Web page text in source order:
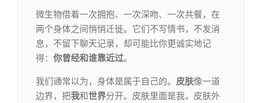
微生物借着一次拥抱、一次深吻、一次共餐，在
两个身体之间悄悄迁徙。它们不写情书，不发消
息，不留下聊天记录，却可能比你更诚实地记
得： 你曾经和谁靠近过。
我们通常以为，身体是属于自己的。 皮肤像一道
边界，把我和世界分开。皮肤里面是我，皮肤外